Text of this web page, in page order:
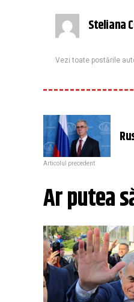
Steliana
Vezi toate postările
Articolul precedent
Ar putea